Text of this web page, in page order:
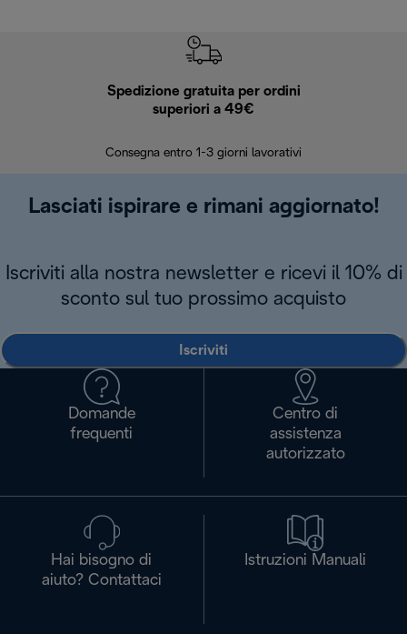
Spedizione gratuita per ordini
superiori a 49€
Consegna entro 1-3 giorni lavorativi
Lasciati ispirare e rimani aggiornato!
Iscriviti alla nostra newsletter e ricevi il 10% di
sconto sul tuo prossimo acquisto
Iscriviti
Domande
frequenti
Centro di
assistenza
autorizzato
Hai bisogno di
aiuto? Contattaci
Istruzioni Manuali